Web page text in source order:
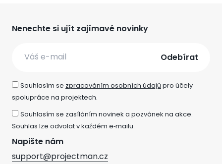
Nenechte si ujít zajímavé novinky
Souhlasím sezpracováním osobních údajůpro účely
spolupráce na projektech.
Souhlasím se zasíláním novinek a pozvánek na akce.
Souhlas lze odvolat v každém e‑mailu.
Napište nám
support@projectman.cz